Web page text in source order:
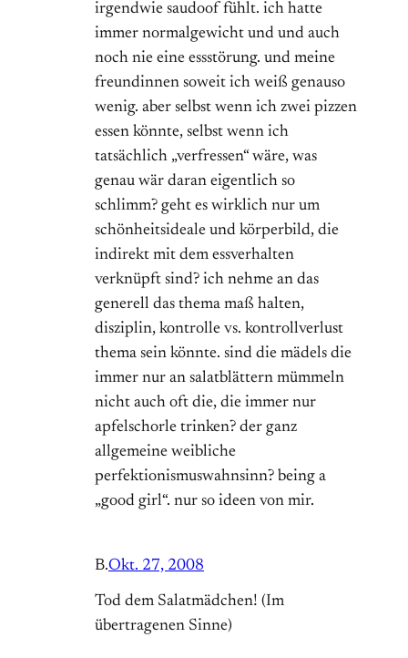
irgendwie saudoof fühlt. ich hatte
immer normalgewicht und und auch
noch nie eine essstörung. und meine
freundinnen soweit ich weiß genauso
wenig. aber selbst wenn ich zwei pizzen
essen könnte, selbst wenn ich
tatsächlich „verfressen“ wäre, was
genau wär daran eigentlich so
schlimm? geht es wirklich nur um
schönheitsideale und körperbild, die
indirekt mit dem essverhalten
verknüpft sind? ich nehme an das
generell das thema maß halten,
disziplin, kontrolle vs. kontrollverlust
thema sein könnte. sind die mädels die
immer nur an salatblättern mümmeln
nicht auch oft die, die immer nur
apfelschorle trinken? der ganz
allgemeine weibliche
perfektionismuswahnsinn? being a
„good girl“. nur so ideen von mir.
B.Okt. 27, 2008
Tod dem Salatmädchen! (Im
übertragenen Sinne)